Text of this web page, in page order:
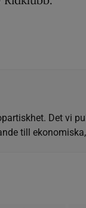
Det vi
till